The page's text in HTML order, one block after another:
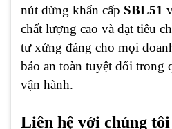
nút dừng khẩn cấp SBL51
chất lượng cao và đạt tiêu
tư xứng đáng cho mọi
bảo an toàn tuyệt đối trong
vận hành.
Liên hệ với chúng